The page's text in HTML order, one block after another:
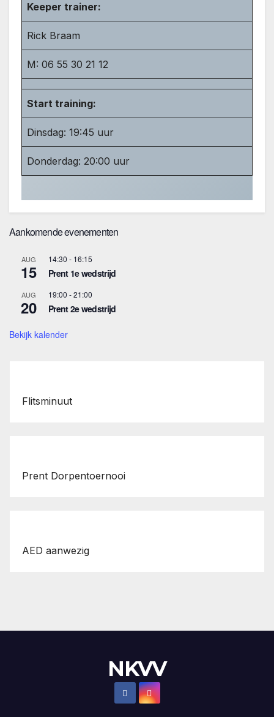
Keeper trainer:
Rick Braam
M: 06 55 30 21 12
Start training:
Dinsdag: 19:45 uur
Donderdag: 20:00 uur
Aankomende evenementen
AUG
15
14:30 - 16:15
Prent 1e wedstrijd
AUG
20
19:00 -21:00
Prent 2e wedstrijd
Bekijk kalender
Flitsminuut
Prent Dorpentoernooi
AED aanwezig
NKVV